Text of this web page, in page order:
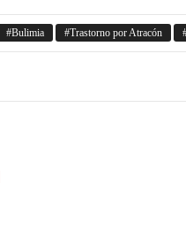
Bulimia Trastorno por Atracón